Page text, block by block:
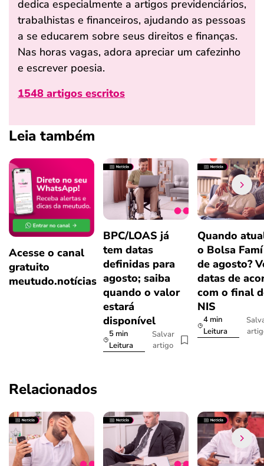
dedica especialmente a artigos previdenciários,
trabalhistas e financeiros, ajudando as pessoas
a se educarem sobre seus direitos e finanças.
Nas horas vagas, adora apreciar um cafezinho
e escrever poesia.
1548 artigos escritos
Leia também
Acesse o canal
gratuito
meutudo.notícias
BPC/LOAS já
tem datas
definidas para
agosto; saiba
quando o valor
estará
disponível
5 min
Leitura
Salvar
artigo
Quando
o Bolsa
de agosto?
datas de
com o final
NIS
4 min
Leitura
Relacionados